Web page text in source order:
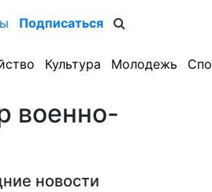
Подписаться
Культура Молодежь
военно-
новости